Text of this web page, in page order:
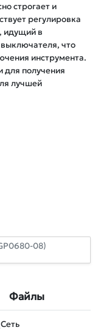
строгает и
регулировка
идущий в
что
инструмента.
для получения
лучшей
08)
Файлы
Сеть